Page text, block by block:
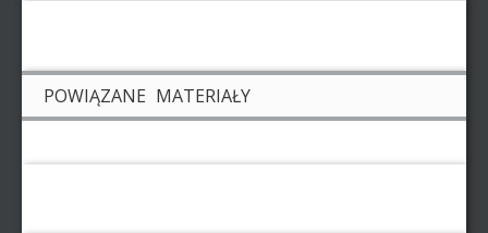
POWIĄZANE MATERIAŁY